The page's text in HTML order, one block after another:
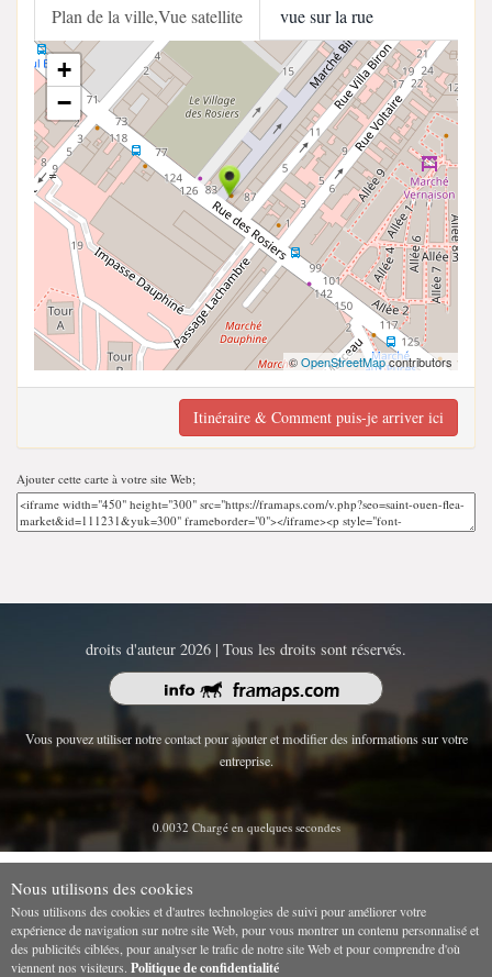
Plan de la ville,Vue satellite vue sur la rue
+
−
©OpenStreetMapcontributors
Itinéraire & Comment puis-je arriver ici
Ajouter cette carte à votre site Web;
droits d'auteur 2026 | Tous les droits sont réservés.
Vous pouvez utiliser notre contact pour ajouter et modifier des informations sur votre
entreprise.
0.0032 Chargé en quelques secondes
Nous utilisons des cookies
Nous utilisons des cookies et d'autres technologies de suivi pour améliorer votre
expérience de navigation sur notre site Web, pour vous montrer un contenu personnalisé et
des publicités ciblées, pour analyser le trafic de notre site Web et pour comprendre d'où
viennent nos visiteurs. Politique de confidentialité